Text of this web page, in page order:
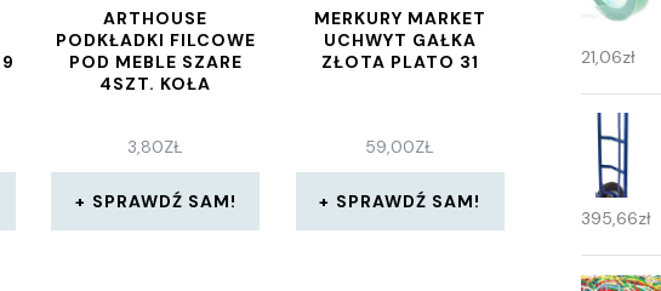
ARTHOUSE
PODKŁADKI FILCOWE
POD MEBLE SZARE
4SZT. KOŁA
3,80ZŁ
SPRAWDŹ SAM!
MERKURY MARKET
UCHWYT GAŁKA
ZŁOTA PLATO 31
59,00ZŁ
SPRAWDŹ SAM!
21,06zł
395,66zł